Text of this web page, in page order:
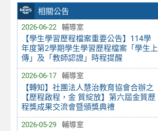
相關公告
2026-06-22 輔導室
【學生學習歷程檔案重要公告】114學
年度第2學期學生學習歷程檔案「學生上
傳」及「教師認證」時程提醒
2026-06-17 輔導室
【轉知】社團法人慧治教育協會合辦之
【歷程啟程，金 質綻放】第六屆金質歷
程獎成果交流會暨頒獎典禮
2026-05-29 輔導室